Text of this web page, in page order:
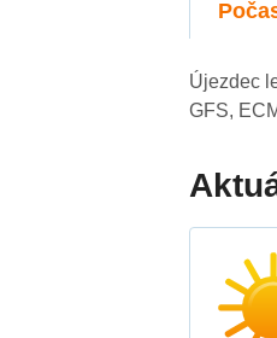
Újezdec
GFS,